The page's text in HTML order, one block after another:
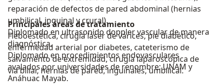
reparación de defectos de pared abdominal (hernias
umbilical, inguinal y crural).
Diplomado en ultrasonido doppler vascular de manera
diagnóstica.
Diplomado en procedimientos endovasculares
avalados por universidades de renombre: UNAM y
Anáhuac Mayab.
Principales áreas de tratamiento
Fleboestética, cirugía láser de várices, pie diabético,
enfermedad arterial por diabetes, cateterismo de
salvamento de extremidad, cirugía laparoscópica de
vía biliar, hernias de pared, inguinales, umbilical.